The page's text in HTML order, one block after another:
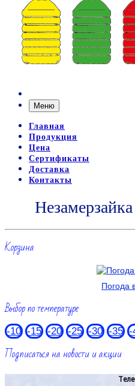
Меню
Главная
Продукция
Цена
Сертификаты
Доставка
Контакты
Корзина
Погода
Выбор по температуре
-10 -15 -20 -25 -30 -35 -
Подписаться на новости и акции